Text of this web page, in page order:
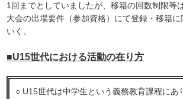
1回までとしていましたが、移籍の回数制限等
大会の出場要件（参加資格）にて登録・移籍
いく。
■U15世代における活動の在り方
○ U15世代は中学生という義務教育課程にあ